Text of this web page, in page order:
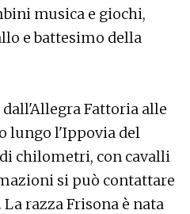
musica e giochi,
e battesimo della
Fattoria alle
lungo l'Ippovia del
chilometri, con cavalli
si può contattare
razza Frisona è nata